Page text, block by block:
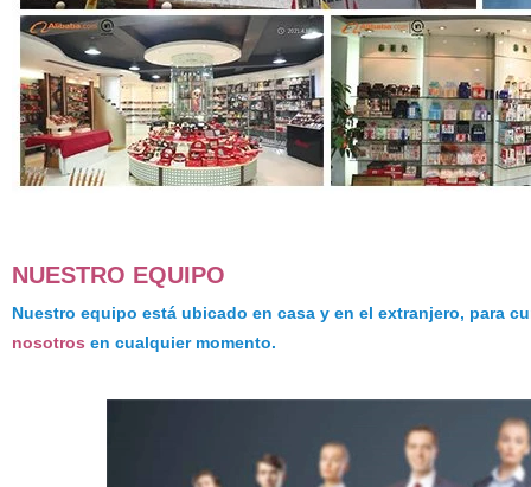
NUESTRO EQUIPO
Nuestro equipo está ubicado en casa y en el extranjero, para
nosotros en cualquier momento.